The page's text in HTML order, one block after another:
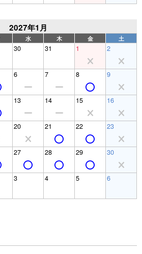
2027年1月
水 木 金 土
30 31 1 2
6 7 8 9
13 14 15 16
20 21 22 23
27 28 29 30
3 4 5 6